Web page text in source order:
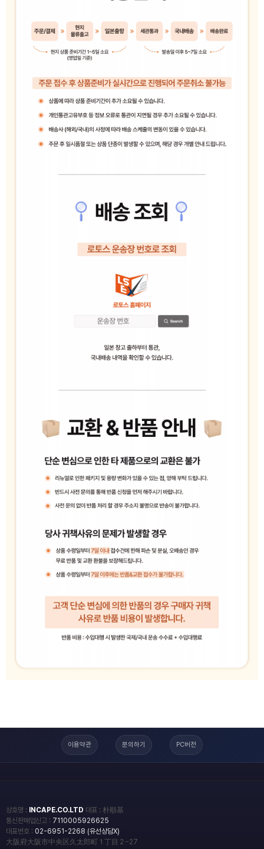
이용약관 문의하기 PC버전
상호명 : INCAPE.CO.LTD 대표 : 朴順基
통신판매업신고 : 7110005926625
대표번호 : 02-6951-2268 (유선상담X)
大阪府大阪市中央区久太郎町１丁目２−27